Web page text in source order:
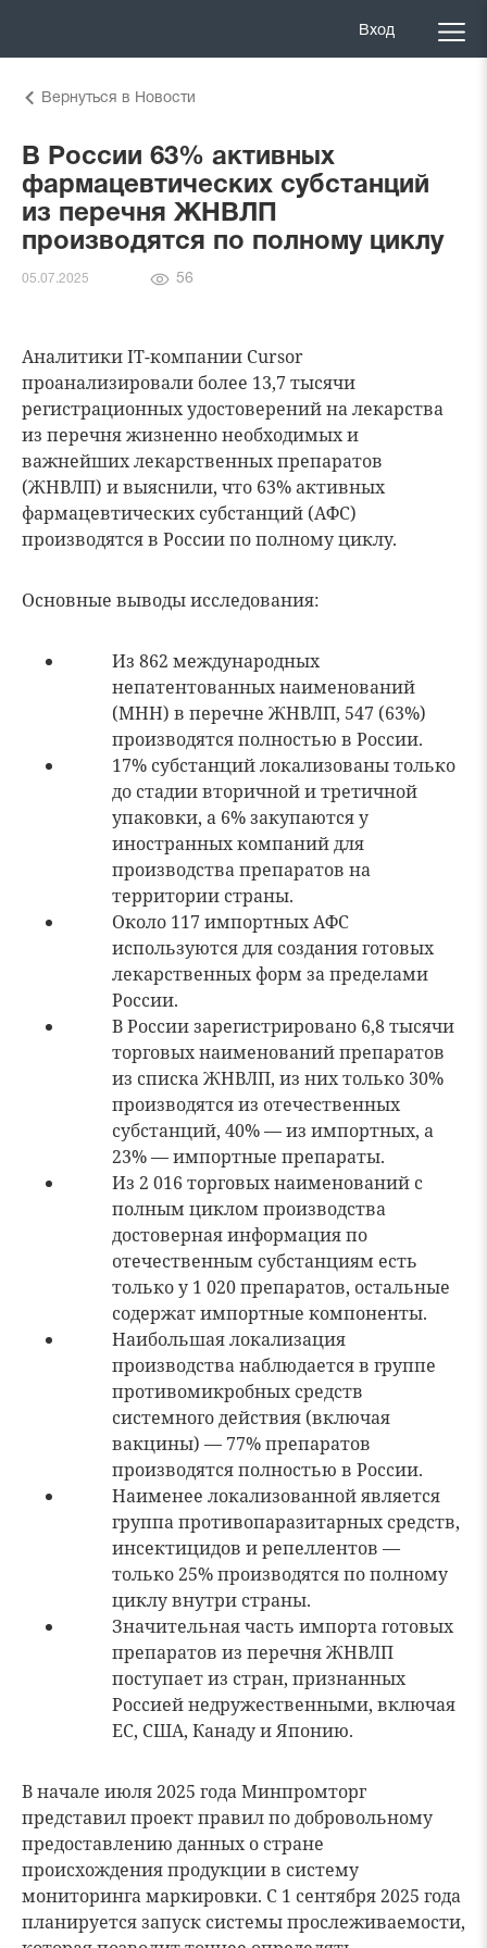
Вход
Вернуться в Новости
В России 63% активных
фармацевтических субстанций
из перечня ЖНВЛП
производятся по полному циклу
05.07.2025
Количество
56
Аналитики IT-компании Cursor
проанализировали более 13,7 тысячи
регистрационных удостоверений на лекарства
из перечня жизненно необходимых и
важнейших лекарственных препаратов
(ЖНВЛП) и выяснили, что 63% активных
фармацевтических субстанций (АФС)
производятся в России по полному циклу.
Основные выводы исследования:
Из 862 международных
непатентованных наименований
(МНН) в перечне ЖНВЛП, 547 (63%)
производятся полностью в России.
17% субстанций локализованы только
до стадии вторичной и третичной
упаковки, а 6% закупаются у
иностранных компаний для
производства препаратов на
территории страны.
Около 117 импортных АФС
используются для создания готовых
лекарственных форм за пределами
России.
В России зарегистрировано 6,8 тысячи
торговых наименований препаратов
из списка ЖНВЛП, из них только 30%
производятся из отечественных
субстанций, 40% — из импортных, а
23% — импортные препараты.
Из 2 016 торговых наименований с
полным циклом производства
достоверная информация по
отечественным субстанциям есть
только у 1 020 препаратов, остальные
содержат импортные компоненты.
Наибольшая локализация
производства наблюдается в группе
противомикробных средств
системного действия (включая
вакцины) — 77% препаратов
производятся полностью в России.
Наименее локализованной является
группа противопаразитарных средств,
инсектицидов и репеллентов —
только 25% производятся по полному
циклу внутри страны.
Значительная часть импорта готовых
препаратов из перечня ЖНВЛП
поступает из стран, признанных
Россией недружественными, включая
ЕС, США, Канаду и Японию.
В начале июля 2025 года Минпромторг
представил проект правил по добровольному
предоставлению данных о стране
происхождения продукции в систему
мониторинга маркировки. С 1 сентября 2025 года
планируется запуск системы прослеживаемости,